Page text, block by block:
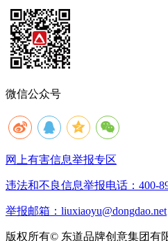
微信公众号
网上有害信息举报专区
违法和不良信息举报电话：400-
举报邮箱：liuxiaoyu@dongdao.net
版权所有© 东道品牌创意集团有